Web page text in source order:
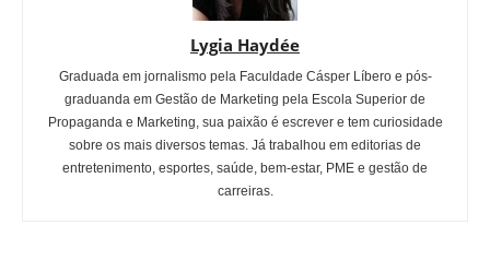
Lygia Haydée
Graduada em jornalismo pela Faculdade Cásper Líbero e pós-
graduanda em Gestão de Marketing pela Escola Superior de
Propaganda e Marketing, sua paixão é escrever e tem curiosidade
sobre os mais diversos temas. Já trabalhou em editorias de
entretenimento, esportes, saúde, bem-estar, PME e gestão de
carreiras.